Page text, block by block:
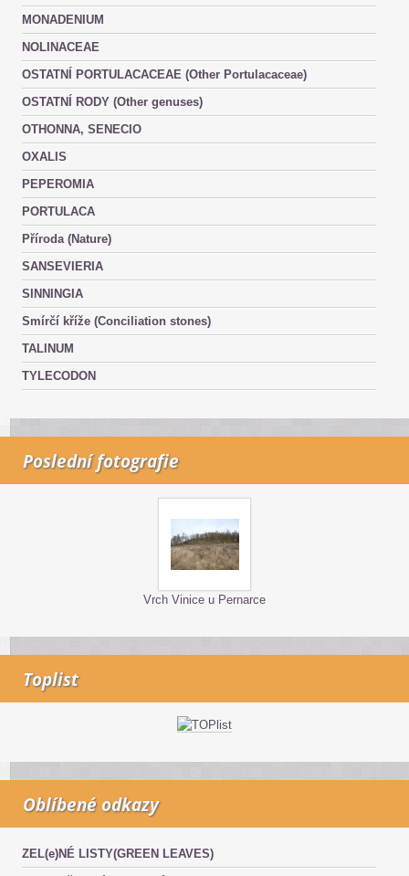
MONADENIUM
NOLINACEAE
OSTATNÍ PORTULACACEAE (Other Portulacaceae)
OSTATNÍ RODY (Other genuses)
OTHONNA, SENECIO
OXALIS
PEPEROMIA
PORTULACA
Příroda (Nature)
SANSEVIERIA
SINNINGIA
Smírčí kříže (Conciliation stones)
TALINUM
TYLECODON
Poslední fotografie
Vrch Vinice u Pernarce
Toplist
Oblíbené odkazy
ZEL(e)NÉ LISTY(GREEN LEAVES)